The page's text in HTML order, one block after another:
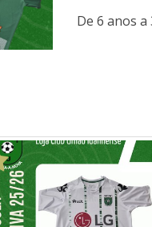
De 6 anos a